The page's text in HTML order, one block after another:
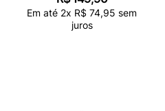
Em até 2x R$ 74,95 sem
juros